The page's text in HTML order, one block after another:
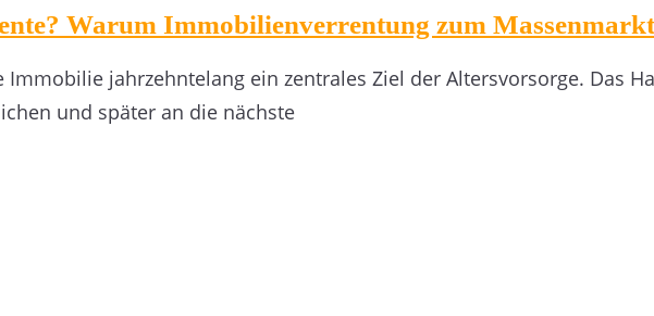
Warum Immobilienverrentung zum
Immobilie jahrzehntelang ein zentrales Ziel der Altersvorsorge. Das
und später an die nächste